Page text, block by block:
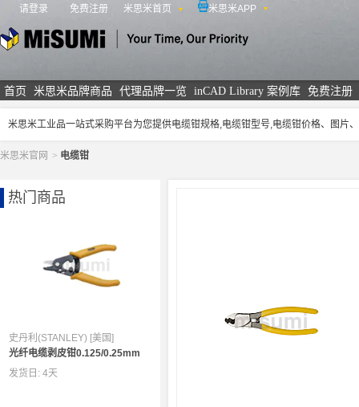
请登录 免费注册 米思米首页 米思米APP
首页 米思米品牌商品 代理品牌一览 inCAD Library 案例库 免费注册
米思米工业品一站式采购平台为您提供电缆钳规格,电缆钳型号,电缆钳价格、图
米思米官网 > 电缆钳
热门商品
史丹利(STANLEY) [美国]
光纤电缆剥皮钳0.125/0.25mm
发货日: 4天